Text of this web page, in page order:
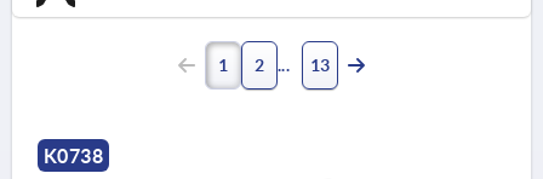
1 2 13
K0738